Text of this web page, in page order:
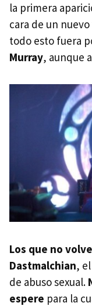
la primera
cara de un
todo esto fuera
Murray, aunque
Los que no
Dastmalchian,
de abuso sexual.
espere para la